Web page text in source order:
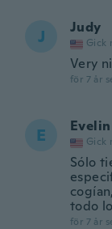
J Judy
Gick
Very
för 7 år
E Evelin
Gick
Sólo
todo
för 7 år